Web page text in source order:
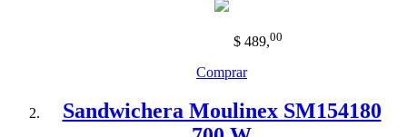
$ 489,00
Comprar
Sandwichera Moulinex SM154180